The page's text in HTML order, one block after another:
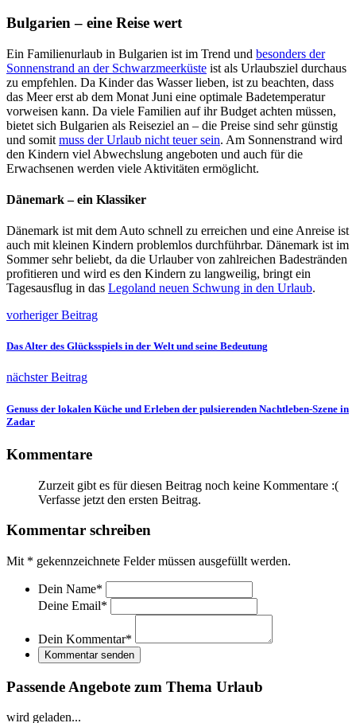
Bulgarien – eine Reise wert
Ein Familienurlaub in Bulgarien ist im Trend und besonders der
Sonnenstrand an der Schwarzmeerküste ist als Urlaubsziel durchaus
zu empfehlen. Da Kinder das Wasser lieben, ist zu beachten, dass
das Meer erst ab dem Monat Juni eine optimale Badetemperatur
vorweisen kann. Da viele Familien auf ihr Budget achten müssen,
bietet sich Bulgarien als Reiseziel an – die Preise sind sehr günstig
und somit muss der Urlaub nicht teuer sein. Am Sonnenstrand wird
den Kindern viel Abwechslung angeboten und auch für die
Erwachsenen werden viele Aktivitäten ermöglicht.
Dänemark – ein Klassiker
Dänemark ist mit dem Auto schnell zu erreichen und eine Anreise ist
auch mit kleinen Kindern problemlos durchführbar. Dänemark ist im
Sommer sehr beliebt, da die Urlauber von zahlreichen Badestränden
profitieren und wird es den Kindern zu langweilig, bringt ein
Tagesausflug in das Legoland neuen Schwung in den Urlaub.
vorheriger Beitrag
Das Alter des Glücksspiels in der Welt und seine Bedeutung
nächster Beitrag
Genuss der lokalen Küche und Erleben der pulsierenden Nachtleben-Szene in
Zadar
Kommentare
Zurzeit gibt es für diesen Beitrag noch keine Kommentare :(
Verfasse jetzt den ersten Beitrag.
Kommentar schreiben
Mit * gekennzeichnete Felder müssen ausgefüllt werden.
Dein Name*
Deine Email*
Dein Kommentar*
Kommentar senden
Passende Angebote zum Thema Urlaub
wird geladen...